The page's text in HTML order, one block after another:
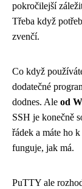
pokročilejší
Třeba když
zvenčí.
Co když
dodatečné
dodnes. Ale od
SSH je konečně
řádek a máte ho
funguje, jak má.
PuTTY ale